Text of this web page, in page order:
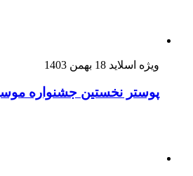
ویژه اسلاید 18 بهمن 1403
پوستر نخستین جشنواره